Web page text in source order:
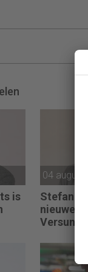
is
04
Stefan
nieuwe
Versuni